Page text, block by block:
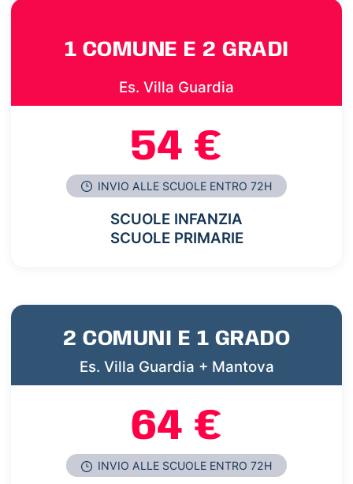
1 COMUNE E 2 GRADI
Es. Villa Guardia
54 €
INVIO ALLE SCUOLE ENTRO 72H
SCUOLE INFANZIA
SCUOLE PRIMARIE
2 COMUNI E 1 GRADO
Es. Villa Guardia + Mantova
64 €
INVIO ALLE SCUOLE ENTRO 72H